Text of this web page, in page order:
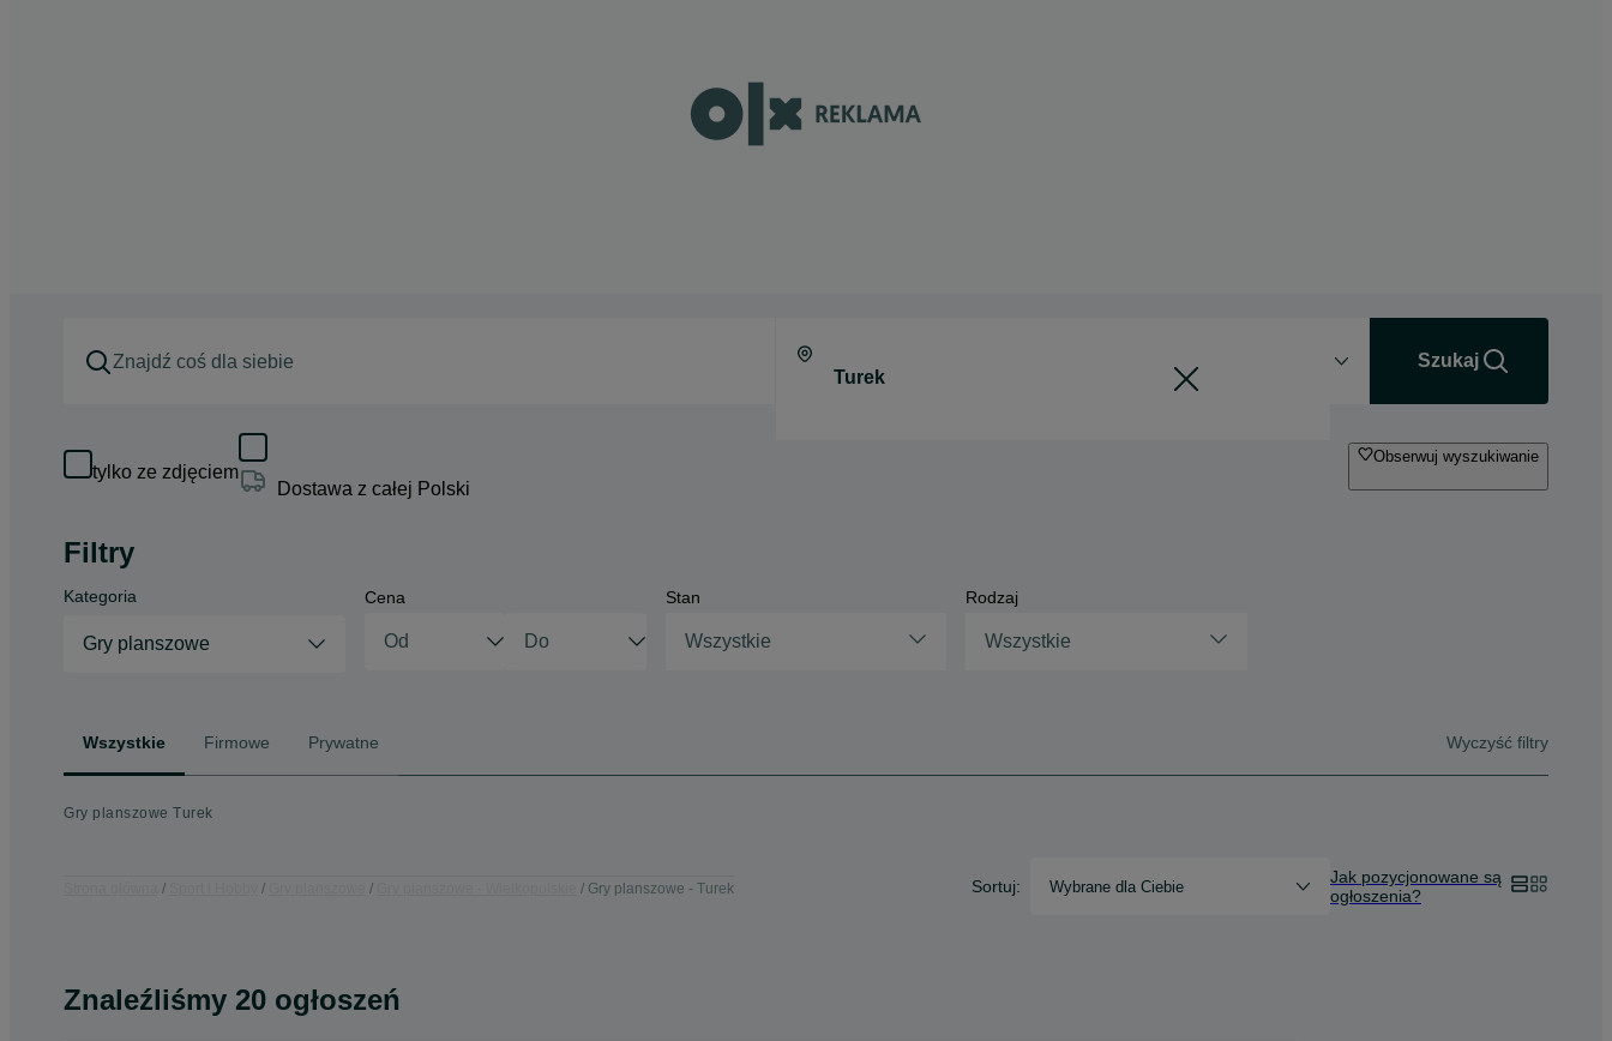
Szukaj
tylko ze zdjęciem
Dostawa z całej Polski
Obserwuj wyszukiwanie
Filtry
Kategoria
Gry planszowe
Cena Stan
Wszystkie
Rodzaj
Wszystkie
Wszystkie Firmowe Prywatne Wyczyść filtry
Gry planszowe Turek
Gry planszowe - Turek Sortuj: Wybrane dla Ciebie
Jak pozycjonowane są
ogłoszenia?
Znaleźliśmy 20 ogłoszeń